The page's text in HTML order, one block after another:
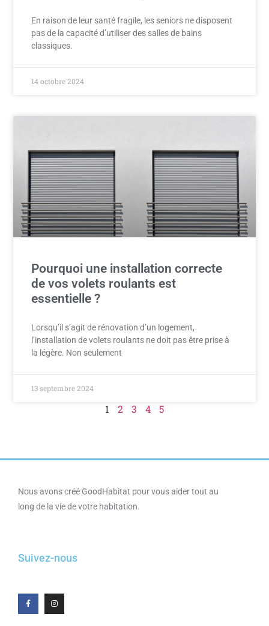
En raison de leur santé fragile, les seniors ne disposent
pas de la capacité d’utiliser des salles de bains
classiques.
14 octobre 2024
Pourquoi une installation correcte
de vos volets roulants est
essentielle ?
Lorsqu’il s’agit de rénovation d’un logement,
l’installation de volets roulants ne doit pas être prise à
la légère. Non seulement
13 septembre 2024
1 2 3 4 5
Nous avons créé GoodHabitat pour vous aider tout au
long de la vie de votre habitation.
Suivez-nous